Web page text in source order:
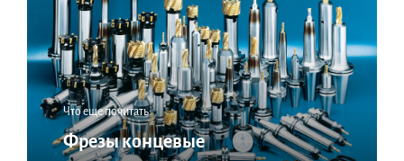
Что еще почитать:
Фрезы концевые